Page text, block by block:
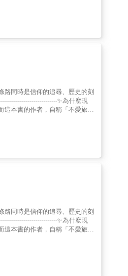
目標阿佐海岸鐵道中的「阿
？體驗各式各樣郵輪活動，讓
食和歷史名城的地中海航
郵輪，或是能帶你環遊世界的
路同時是信仰的追尋、歷史的刻
✨為什麼現
本書的作者，自稱「不愛旅行
歐亞、從外在風景走向內在心
谷啟程，在「洋蔥式」城鎮
形式，認識「道路」才是關
中回歸簡樸。同時也邀請每一
給──→ 希望在朝聖路上獲得靈
常中發現神聖的現代人✨各界
域的移動，更是靈魂的轉
研院院士「旅程的終點不只是
會學考指南，對我們提出生活
腳化為祈禱，把醫療化為信仰
帶出信仰和生命的反省。」──
路同時是信仰的追尋、歷史的刻
✨為什麼現
本書的作者，自稱「不愛旅行
歐亞、從外在風景走向內在心
谷啟程，在「洋蔥式」城鎮
形式，認識「道路」才是關